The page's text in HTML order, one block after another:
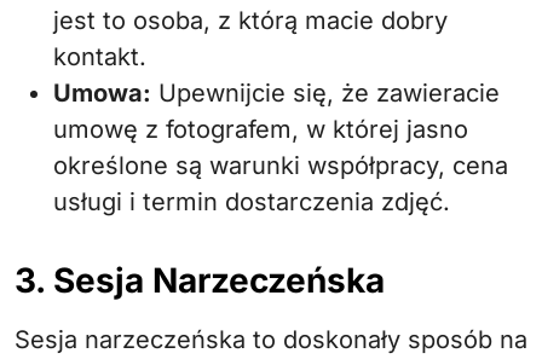
jest to osoba, z którą macie dobry
kontakt.
Umowa: Upewnijcie się, że zawieracie
umowę z fotografem, w której jasno
określone są warunki współpracy, cena
usługi i termin dostarczenia zdjęć.
3. Sesja Narzeczeńska
Sesja narzeczeńska to doskonały sposób na